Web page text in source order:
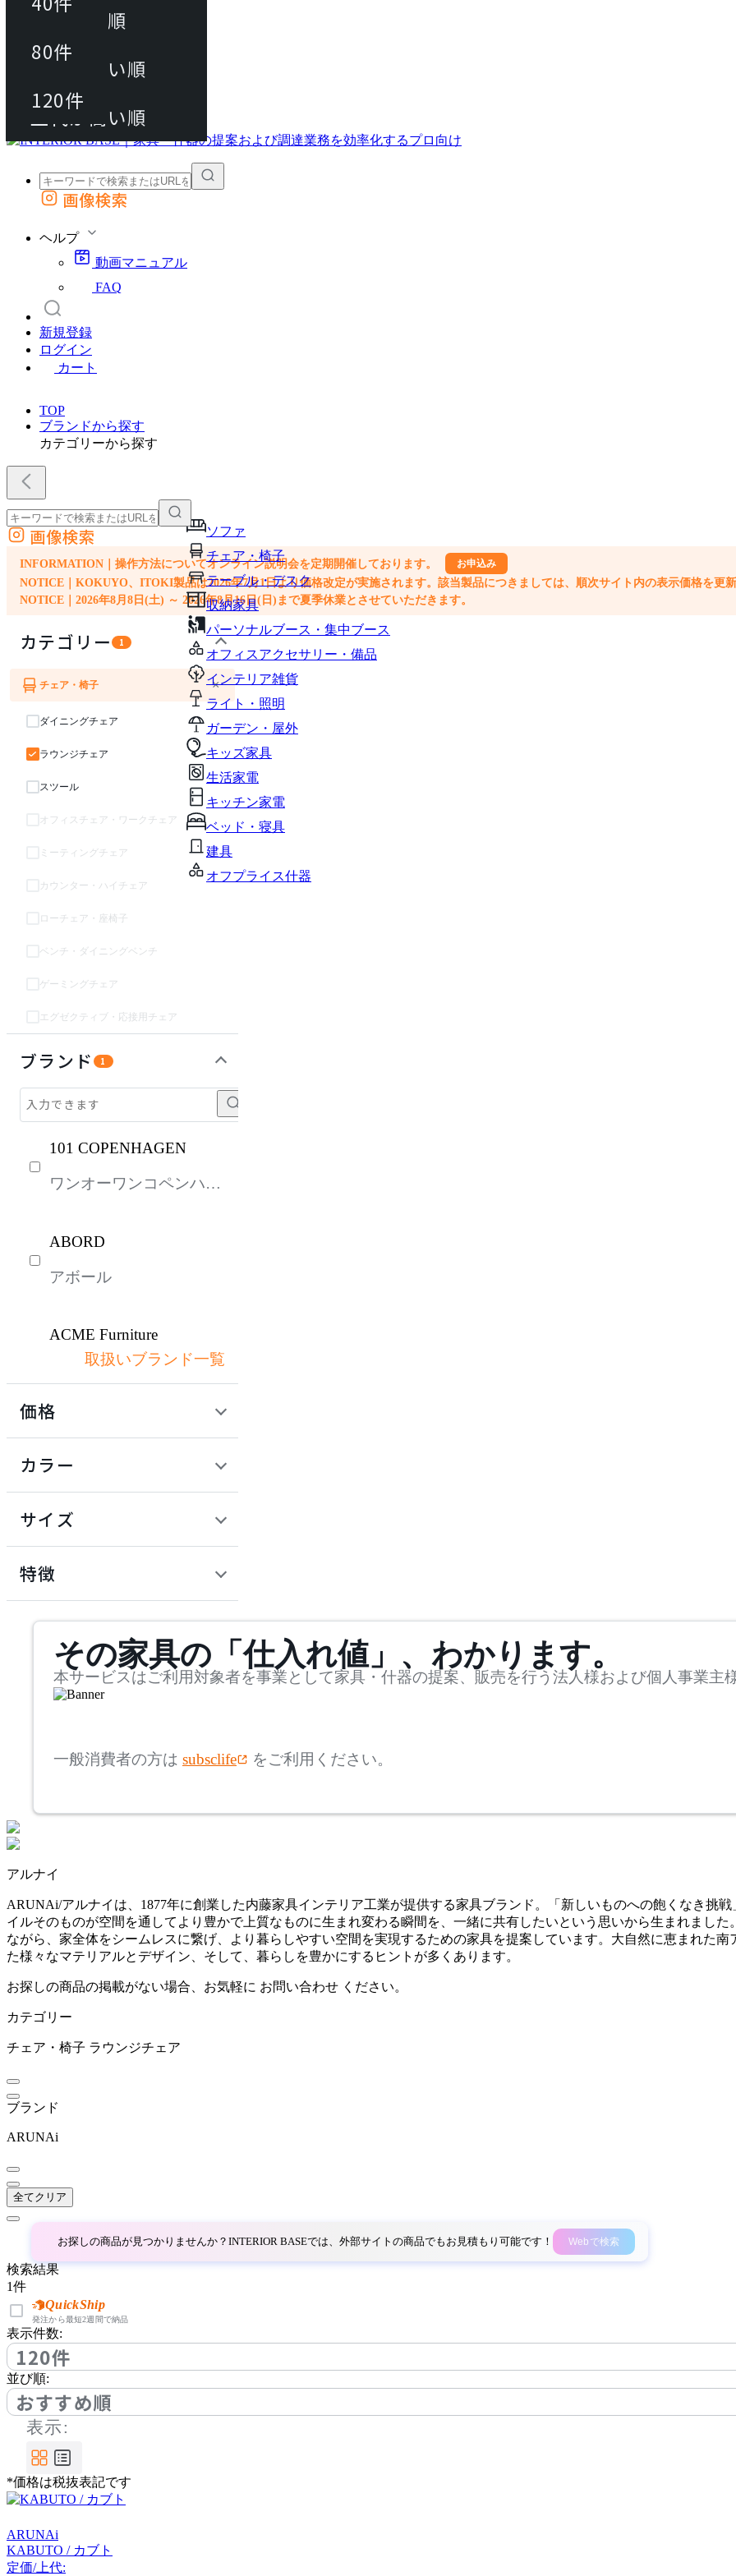
動画マニュアル
FAQ
カート
外部サイトの商品をカートに追加
画像検索
ヘルプ
動画マニュアル
FAQ
新規登録
ログイン
カート
TOP
ブランドから探す
カテゴリーから探す
ソファ
チェア・椅子
テーブル・デスク
収納家具
パーソナルブース・集中ブース
オフィスアクセサリー・備品
インテリア雑貨
ライト・照明
ガーデン・屋外
キッズ家具
生活家電
キッチン家電
ベッド・寝具
建具
オフプライス什器
外部サイトの商品をカートに追加
他のサイトで見つけた商品ページのURLを貼り付けて、カートに追加できます
画像検索
INFORMATION｜操作方法についてオンライン説明会を定期開催しております。 お申込み
NOTICE｜KOKUYO、ITOKI製品は2026年7月1日より価格改定が実施されます。該当製品につきましては、順次サイト内の表示価格を更新
NOTICE｜2026年8月8日(土) ～ 2026年8月16日(日)まで夏季休業とさせていただきます。
カテゴリー 1
ソファ
チェア・椅子 ×
ダイニングチェア
ラウンジチェア
スツール
オフィスチェア・ワークチェア
ミーティングチェア
カウンター・ハイチェア
ローチェア・座椅子
ベンチ・ダイニングベンチ
ゲーミングチェア
エグゼクティブ・応接用チェア
ブランド 1
101 COPENHAGEN
ワンオーワンコペンハー
ABORD
アボール
ACME Furniture
アクメファニチャー
アダル
ADAL TOTAL INTERIOR
アコレクション
アドレス
アリアケ
arper
アルペール
アルテック
アルナイ
AZUMAYA
アズマヤ
BoConcept
ボーコンセプト
by interiors
バイインテリアズ
Coccole
取扱いブランド一覧
価格
カラー
サイズ
mm
検索
~
~
mm
特徴
その家具の「仕入れ値」、わかります。
本サービスはご利用対象者を事業として家具・什器の提案、販売を行う法人様および個人事業主
一般消費者の方は subsclife をご利用ください。
アルナイ
ARUNAi/アルナイは、1877年に創業した内藤家具インテリア工業が提供する家具ブランド。「新しいものへの飽くなき挑
イルそのものが空間を通してより豊かで上質なものに生まれ変わる瞬間を、一緒に共有したいという思いから生まれまし
ながら、家全体をシームレスに繋げ、より暮らしやすい空間を実現するための家具を提案しています。大自然に恵まれた
た様々なマテリアルとデザイン、そして、暮らしを豊かにするヒントが多くあります。
お探しの商品の掲載がない場合、お気軽に お問い合わせ ください。
カテゴリー
チェア・椅子 ラウンジチェア
ブランド
ARUNAi
全てクリア
お探しの商品が見つかりませんか？INTERIOR BASEでは、外部サイトの商品でもお見積もり可能です！ Webで検索
検索結果
1件
QuickShip
発注から最短2週間で納品
表示件数:
120件
80件
120件
並び順:
おすすめ順
おすすめ順
上代が安い順
上代が高い順
表示:
*価格は税抜表記です
ARUNAi
KABUTO / カブト
定価/上代:
80件
120件